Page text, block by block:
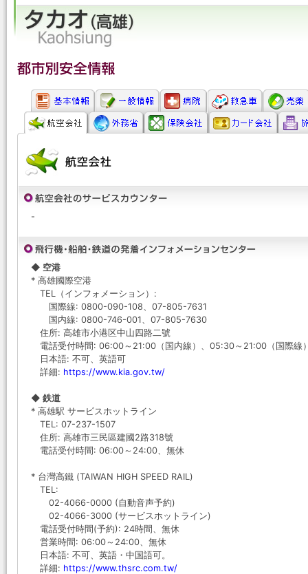
-
◆ 空港
* 高雄國際空港
TEL（インフォメーション）:
国際線: 0800-090-108、07-805-7631
国内線: 0800-746-001、07-805-7630
住所: 高雄市小港区中山四路二號
電話受付時間: 06:00～21:00（国内線）、05:30～21:00（国際線
日本語: 不可、英語可
詳細: https://www.kia.gov.tw/
◆ 鉄道
* 高雄駅 サービスホットライン
TEL: 07-237-1507
住所: 高雄市三民區建國2路318號
電話受付時間: 06:00～24:00、無休
* 台灣高鐵 (TAIWAN HIGH SPEED RAIL)
TEL:
02-4066-0000 (自動音声予約)
02-4066-3000 (サービスホットライン)
電話受付時間(予約): 24時間、無休
営業時間: 06:00～24:00、無休
日本語: 不可、英語・中国語可。
詳細: https://www.thsrc.com.tw/